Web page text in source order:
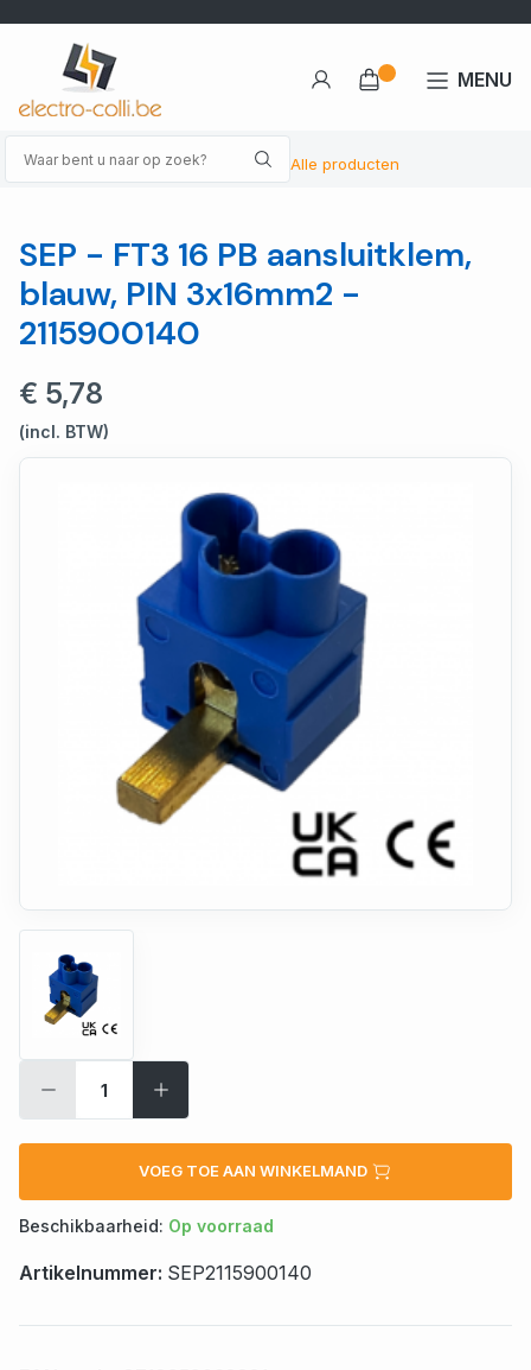
Alle producten
MENU
SEP - FT3 16 PB aansluitklem,
blauw, PIN 3x16mm2 -
2115900140
€ 5,78
(incl. BTW)
VOEG TOE AAN WINKELMAND
Beschikbaarheid: Op voorraad
Artikelnummer: SEP2115900140